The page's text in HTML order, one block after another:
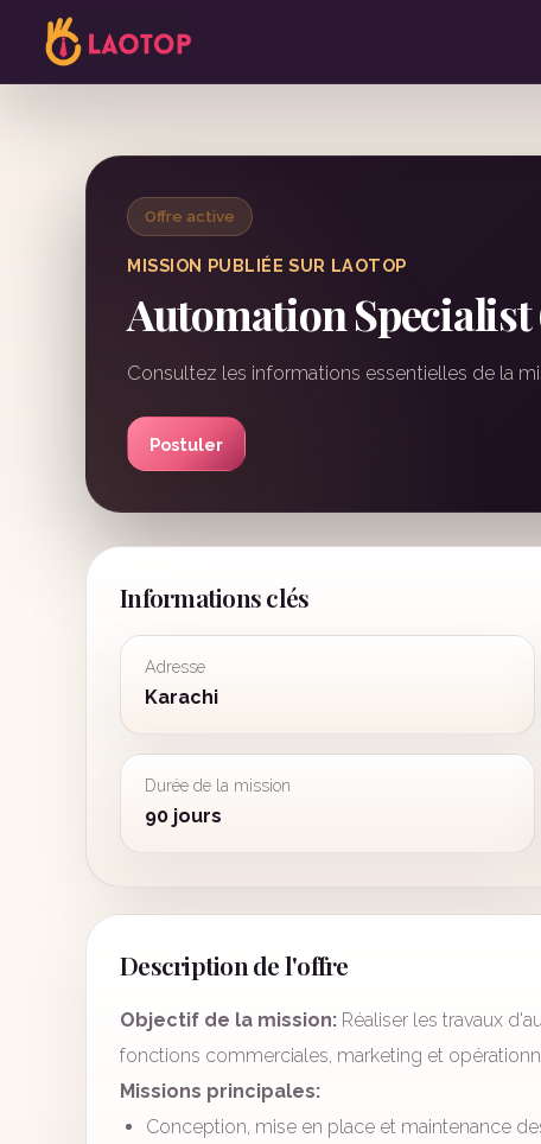
Offre active
MISSION PUBLIÉE SUR LAOTOP
Automation
Consultez les informations essentielles de la
Postuler
Informations clés
Adresse
Karachi
Durée de la mission
90 jours
Description de l'offre
Objectif de la mission: Réaliser les travaux
fonctions commerciales, marketing et
Missions principales:
Conception, mise en place et maintenance